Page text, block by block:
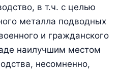
в т.ч. с целью
металла подводных
и гражданского
наилучшим местом
несомненно,